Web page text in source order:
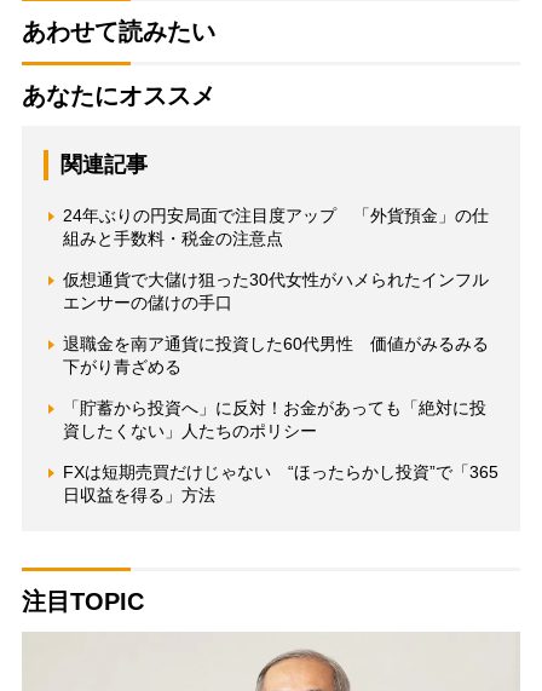
あわせて読みたい
あなたにオススメ
関連記事
24年ぶりの円安局面で注目度アップ 「外貨預金」の仕
組みと手数料・税金の注意点
仮想通貨で大儲け狙った30代女性がハメられたインフル
エンサーの儲けの手口
退職金を南ア通貨に投資した60代男性 価値がみるみる
下がり青ざめる
「貯蓄から投資へ」に反対！お金があっても「絶対に投
資したくない」人たちのポリシー
FXは短期売買だけじゃない “ほったらかし投資”で「365
日収益を得る」方法
注目TOPIC